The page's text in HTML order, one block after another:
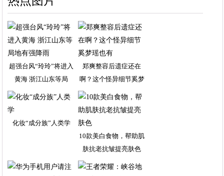
超强台风“玲玲”将进入
黄海 浙江山东等局
郑爽整容后遗症还在
啊？这个怪异细节奚梦
瑶
化妆“成分族”人类学
10款美白食物，帮助肌
肤抗老抗皱提亮肤色